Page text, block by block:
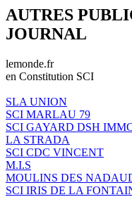
AUTRES
JOURNAL
lemonde.fr
en Constitution SCI
SLA UNION
SCI MARLAU 79
SCI GAYARD DSH
LA STRADA
SCI CDC VINCENT
M.I.S
MOULINS DES
SCI IRIS DE LA